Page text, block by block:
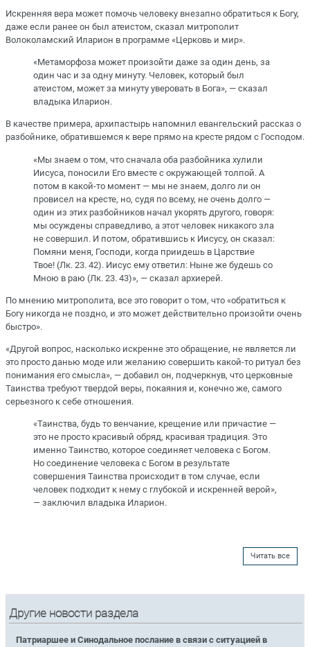
Искренняя вера может помочь человеку внезапно обратиться к Богу,
даже если ранее он был атеистом, сказал митрополит
Волоколамский Иларион в программе «Церковь и мир».
«Метаморфоза может произойти даже за один день, за
один час и за одну минуту. Человек, который был
атеистом, может за минуту уверовать в Бога», — сказал
владыка Иларион.
В качестве примера, архипастырь напомнил евангельский рассказ о
разбойнике, обратившемся к вере прямо на кресте рядом с Господом.
«Мы знаем о том, что сначала оба разбойника хулили
Иисуса, поносили Его вместе с окружающей толпой. А
потом в какой-то момент — мы не знаем, долго ли он
провисел на кресте, но, судя по всему, не очень долго —
один из этих разбойников начал укорять другого, говоря:
мы осуждены справедливо, а этот человек никакого зла
не совершил. И потом, обратившись к Иисусу, он сказал:
Помяни меня, Господи, когда приидешь в Царствие
Твое! (Лк. 23. 42). Иисус ему ответил: Ныне же будешь со
Мною в раю (Лк. 23. 43)», — сказал архиерей.
По мнению митрополита, все это говорит о том, что «обратиться к
Богу никогда не поздно, и это может действительно произойти очень
быстро».
«Другой вопрос, насколько искренне это обращение, не является ли
это просто данью моде или желанию совершить какой-то ритуал без
понимания его смысла», — добавил он, подчеркнув, что церковные
Таинства требуют твердой веры, покаяния и, конечно же, самого
серьезного к себе отношения.
«Таинства, будь то венчание, крещение или причастие —
это не просто красивый обряд, красивая традиция. Это
именно Таинство, которое соединяет человека с Богом.
Но соединение человека с Богом в результате
совершения Таинства происходит в том случае, если
человек подходит к нему с глубокой и искренней верой»,
— заключил владыка Иларион.
Читать все
Другие новости раздела
Патриаршее и Синодальное послание в связи с ситуацией в